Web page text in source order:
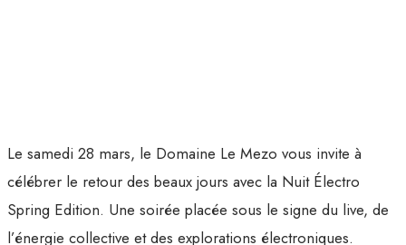
Le samedi 28 mars, le Domaine Le Mezo vous invite à
célébrer le retour des beaux jours avec la Nuit Électro
Spring Edition. Une soirée placée sous le signe du live, de
l’énergie collective et des explorations électroniques.